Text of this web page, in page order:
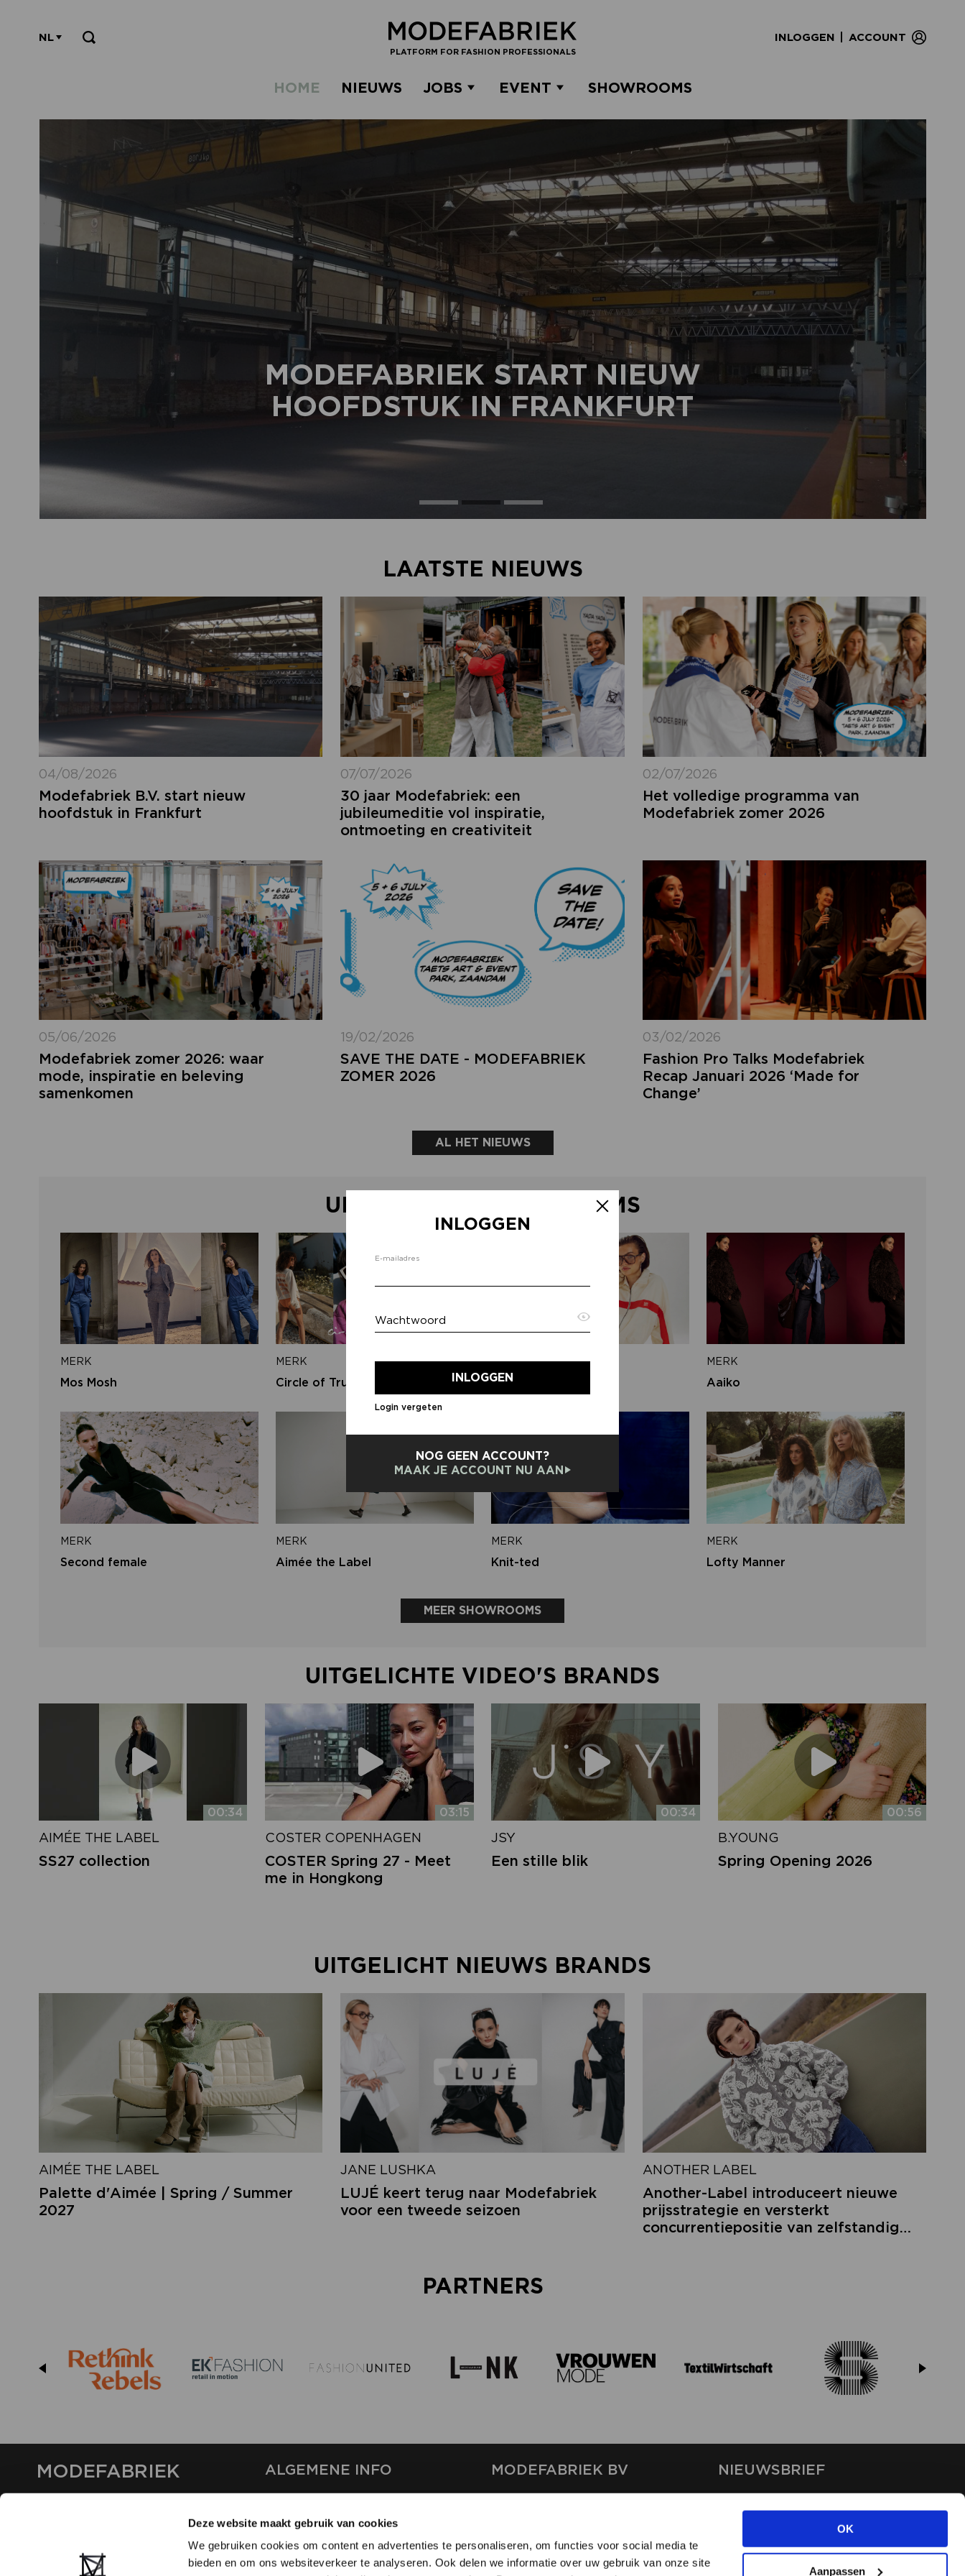
Deze website maakt gebruik van cookies
We gebruiken cookies om content en advertenties te personaliseren, om functies voor social media te
bieden en om ons websiteverkeer te analyseren. Ook delen we informatie over uw gebruik van onze site
OK
Aanpassen
INLOGGEN
E-mailadres
Wachtwoord
INLOGGEN
Login vergeten
Inloggegevens kwijt? Vul het e-mailadres in
dat hoort bij jouw account en klik op
verstuur.
E-mailadres
VERSTUUR
NOG GEEN ACCOUNT?
MAAK JE ACCOUNT NU AAN
PLATFORM FOR FASHION PROFESSIONALS
INLOGGEN ACCOUNT
NL
HOME NIEUWS JOBS EVENT SHOWROOMS
MODEFABRIEK START NIEUW
HOOFDSTUK IN FRANKFURT
LAATSTE NIEUWS
04/08/2026
Modefabriek B.V. start nieuw
hoofdstuk in Frankfurt
07/07/2026
30 jaar Modefabriek: een
jubileumeditie vol inspiratie,
ontmoeting en creativiteit
02/07/2026
Het volledige programma van
Modefabriek zomer 2026
05/06/2026
Modefabriek zomer 2026: waar
mode, inspiratie en beleving
samenkomen
19/02/2026
SAVE THE DATE - MODEFABRIEK
ZOMER 2026
03/02/2026
Fashion Pro Talks Modefabriek
Recap Januari 2026 ‘Made for
Change’
AL HET NIEUWS
UITGELICHTE SHOWROOMS
MERK
Mos Mosh
MERK
Circle of Trust
MERK
Harper & Yve
MERK
Aaiko
MERK
Second female
MERK
Aimée the Label
MERK
Knit-ted
MERK
Lofty Manner
MEER SHOWROOMS
UITGELICHTE VIDEO'S BRANDS
00:34
AIMÉE THE LABEL
SS27 collection
03:15
COSTER COPENHAGEN
COSTER Spring 27 - Meet
me in Hongkong
00:34
JSY
Een stille blik
00:56
B.YOUNG
Spring Opening 2026
UITGELICHT NIEUWS BRANDS
AIMÉE THE LABEL
Palette d'Aimée | Spring / Summer
2027
JANE LUSHKA
LUJÉ keert terug naar Modefabriek
voor een tweede seizoen
ANOTHER LABEL
Another-Label introduceert nieuwe
prijsstrategie en versterkt
concurrentiepositie van zelfstandige
PARTNERS
MODEFABRIEK ALGEMENE INFO
CONTACT
PARTNERS
ADVERTEREN
MODEFABRIEK BV
SHIFT
NIEUWSBRIEF
laatste nieuws via de